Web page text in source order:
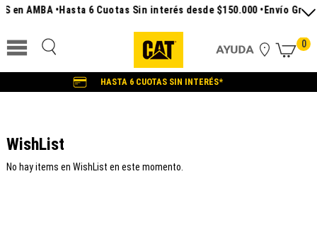
en AMBA •Hasta 6 Cuotas Sin interés desde $150.000 •Envío
0
WishList
No hay items en WishList en este momento.
HASTA 6 CUOTAS SIN INTERÉS*